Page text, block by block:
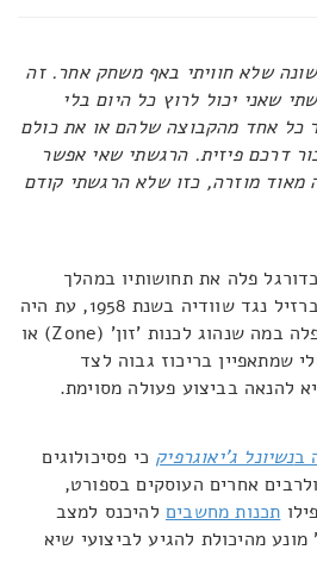
שלא חוויתי באף משחק אחר. זה
שאני יכול לרוץ כל היום בלי
כל אחד מהקבוצה שלהם או את כולם
דרכם פיזית. הרגשתי שאי אפשר
מאוד מוזרה, כזו שלא הרגשתי קודם
פלה את תחושותיו במהלך
משחק הגביע העולמי של ברזיל נגד שוודיה בשנת 1958, עת היה
בן 17. ברגעים אלה שהה פלה במה שנהוג לכנות 'זון' (Zone) או
שמתאפיין בריכוז גבוה לצד
להנאה בביצוע פעולה מסוימת.
בנשיונל ג'יאוגרפיק כי פסיכולוגים
אחרים העוסקים בספורט,
תכנות מחשבים להיכנס למצב
מהיכולת להגיע לביצועי שיא